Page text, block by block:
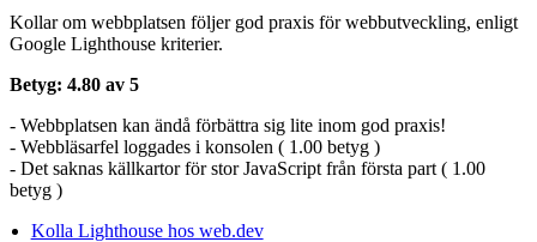
Kollar om webbplatsen följer god praxis för webbutveckling, enligt
Google Lighthouse kriterier.
Betyg: 4.80 av 5
- Webbplatsen kan ändå förbättra sig lite inom god praxis!
- Webbläsarfel loggades i konsolen ( 1.00 betyg )
- Det saknas källkartor för stor JavaScript från första part ( 1.00
betyg )
Kolla Lighthouse hos web.dev